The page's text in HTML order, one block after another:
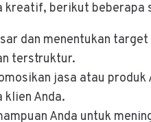
berikut beberapa
dan menentukan target
terstruktur.
jasa atau produk
klien Anda.
Anda untuk